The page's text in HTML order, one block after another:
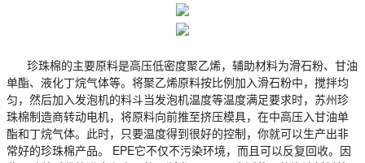
珍珠棉的主要原料是高压低密度聚乙烯，辅助材料为滑石粉、甘油
单酯、液化丁烷气体等。将聚乙烯原料按比例加入滑石粉中，搅拌均
匀，然后加入发泡机的料斗当发泡机温度等温度满足要求时，苏州珍
珠棉制造商转动电机，将原料向前推至挤压模具，在中高压入甘油单
酯和丁烷气体。此时，只要温度得到很好的控制，你就可以生产出非
常好的珍珠棉产品。 EPE它不仅不污染环境，而且可以反复回收。因